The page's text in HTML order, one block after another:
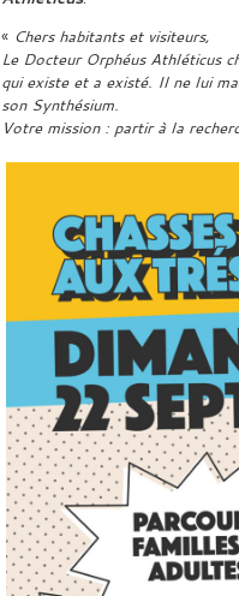
« Chers habitants et visiteurs,
Le Docteur Orphéus Athléticus
qui existe et a existé. Il ne lui
son Synthésium.
Votre mission : partir à la